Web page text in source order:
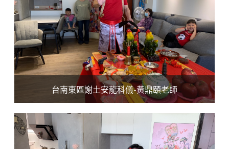
台南東區謝土安龍科儀-黃鼎頤老師